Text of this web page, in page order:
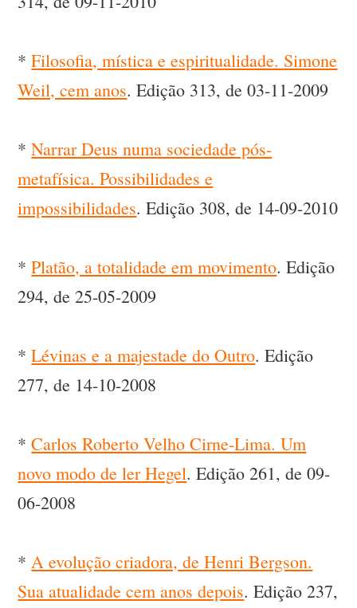
*Filosofia, mística e espiritualidade. Simone
Weil, cem anos. Edição 313, de 03-11-2009
*Narrar Deus numa sociedade pós-
metafísica. Possibilidades e
impossibilidades. Edição 308, de 14-09-2010
*Platão, a totalidade em movimento. Edição
294, de 25-05-2009
*Lévinas e a majestade do Outro. Edição
277, de 14-10-2008
*Carlos Roberto Velho Cirne-Lima. Um
novo modo de ler Hegel. Edição 261, de 09-
06-2008
*A evolução criadora, de Henri Bergson.
Sua atualidade cem anos depois. Edição 237,